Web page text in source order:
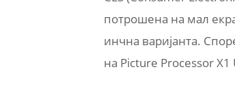
потрошена на мал
инчна варијанта.
на Picture Processor